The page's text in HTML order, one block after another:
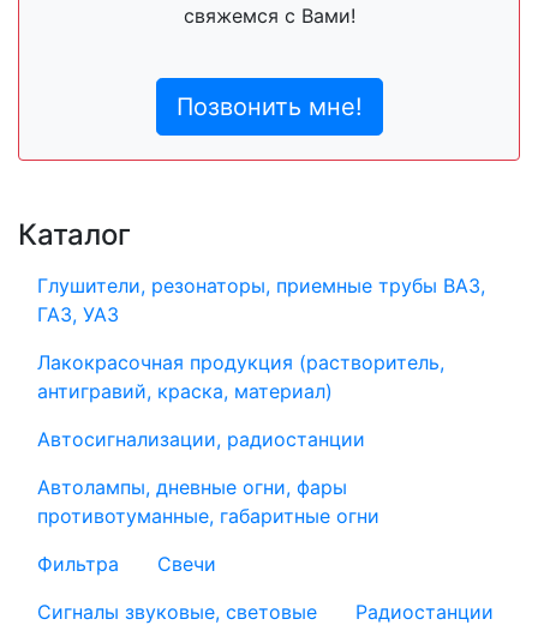
свяжемся с Вами!
Позвонить мне!
Каталог
Глушители, резонаторы, приемные трубы ВАЗ,
ГАЗ, УАЗ
Лакокрасочная продукция (растворитель,
антигравий, краска, материал)
Автосигнализации, радиостанции
Автолампы, дневные огни, фары
противотуманные, габаритные огни
Фильтра
Свечи
Сигналы звуковые, световые
Радиостанции